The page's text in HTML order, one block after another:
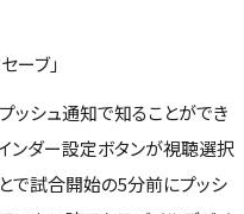
ーブ」
シュ通知で知ることができ
ンダー設定ボタンが視聴選択
で試合開始の5分前にプッシ